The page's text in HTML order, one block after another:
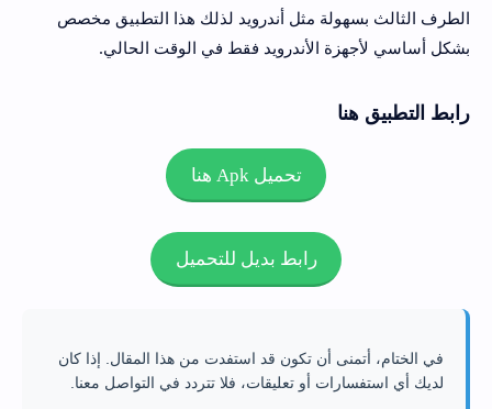
الطرف الثالث بسهولة مثل أندرويد لذلك هذا التطبيق مخصص
بشكل أساسي لأجهزة الأندرويد فقط في الوقت الحالي.
رابط التطبيق هنا
تحميل Apk هنا
رابط بديل للتحميل
في الختام، أتمنى أن تكون قد استفدت من هذا المقال. إذا كان
لديك أي استفسارات أو تعليقات، فلا تتردد في التواصل معنا.